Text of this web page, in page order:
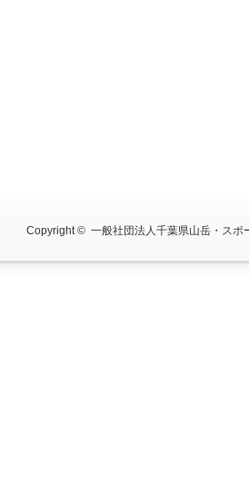
Copyright © 一般社団法人千葉県山岳・スポ